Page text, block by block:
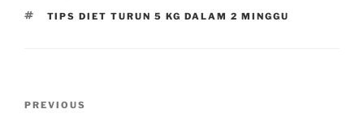
TAGS
TIPS DIET TURUN 5 KG DALAM 2 MINGGU
Previous
PREVIOUS